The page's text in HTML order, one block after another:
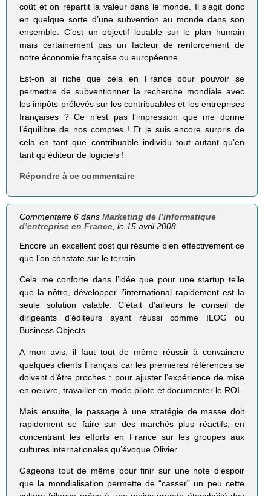
coût et on répartit la valeur dans le monde. Il s’agit donc
en quelque sorte d’une subvention au monde dans son
ensemble. C’est un objectif louable sur le plan humain
mais certainement pas un facteur de renforcement de
notre économie française ou européenne.
Est-on si riche que cela en France pour pouvoir se
permettre de subventionner la recherche mondiale avec
les impôts prélevés sur les contribuables et les entreprises
françaises ? Ce n’est pas l’impression que me donne
l’équilibre de nos comptes ! Et je suis encore surpris de
cela en tant que contribuable individu tout autant qu’en
tant qu’éditeur de logiciels !
Répondre à ce commentaire
Commentaire 6 dansMarketing de l’informatique
d’entreprise en France, le 15 avril 2008
Encore un excellent post qui résume bien effectivement ce
que l’on constate sur le terrain.
Cela me conforte dans l’idée que pour une startup telle
que la nôtre, développer l’international rapidement est la
seule solution valable. C’était d’ailleurs le conseil de
dirigeants d’éditeurs ayant réussi comme ILOG ou
Business Objects.
A mon avis, il faut tout de même réussir à convaincre
quelques clients Français car les premières références se
doivent d’être proches : pour ajuster l’expérience de mise
en oeuvre, travailler en mode pilote et documenter le ROI.
Mais ensuite, le passage à une stratégie de masse doit
rapidement se faire sur des marchés plus réactifs, en
concentrant les efforts en France sur les groupes aux
cultures internationales qu’évoque Olivier.
Gageons tout de même pour finir sur une note d’espoir
que la mondialisation permette de “casser” un peu cette